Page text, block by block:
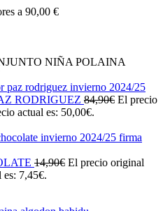
a 90,00 €
NIÑA POLAINA
RODRIGUEZ 84,90€ El precio
actual es: 50,00€.
14,90€ El precio original
es: 7,45€.